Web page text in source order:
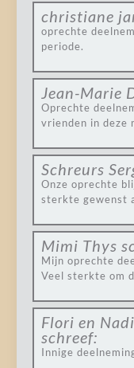
christiane
oprechte
periode.
Jean-Marie
Oprechte
vrienden in deze
Schreurs
Onze oprechte
sterkte gewenst
Mimi Thys
Mijn oprechte
Veel sterkte om
Flori en
schreef:
Innige